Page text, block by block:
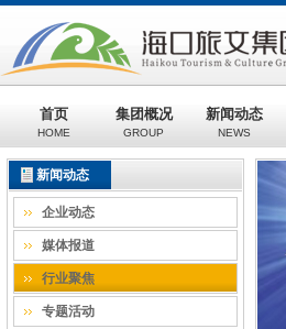
首页
HOME
集团概况
GROUP
新闻动态
NEWS
新闻动态
企业动态
媒体报道
行业聚焦
专题活动